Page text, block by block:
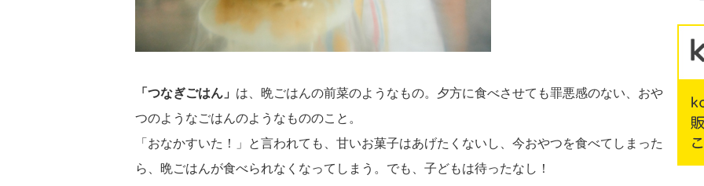
「つなぎごはん」 は、晩ごはんの前菜のようなもの。夕方に食べさせても罪悪感のない、おや
つのようなごはんのようなもののこと。
「おなかすいた！」と言われても、甘いお菓子はあげたくないし、今おやつを食べてしまった
ら、晩ごはんが食べられなくなってしまう。でも、子どもは待ったなし！